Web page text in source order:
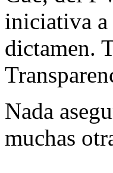
iniciativa a
dictamen.
Nada
muchas